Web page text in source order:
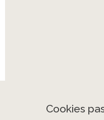
Cookies